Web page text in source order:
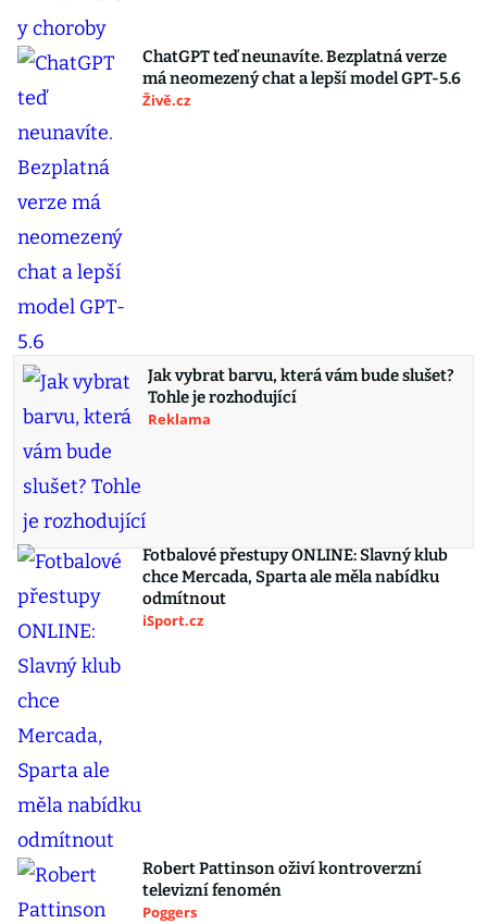
ChatGPT teď neunavíte. Bezplatná verze
má neomezený chat a lepší model GPT-5.6
Živě.cz
Jak vybrat barvu, která vám bude slušet?
Tohle je rozhodující
Reklama
Fotbalové přestupy ONLINE: Slavný klub
chce Mercada, Sparta ale měla nabídku
odmítnout
iSport.cz
Robert Pattinson oživí kontroverzní
televizní fenomén
Poggers